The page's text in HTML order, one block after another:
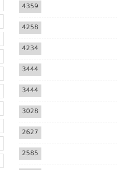
4359
4258
4234
3444
3444
3028
2627
2585